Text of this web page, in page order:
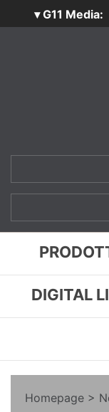
▾ G11 Media:
SecurityOpenLab
DIGITAL
Homepage >